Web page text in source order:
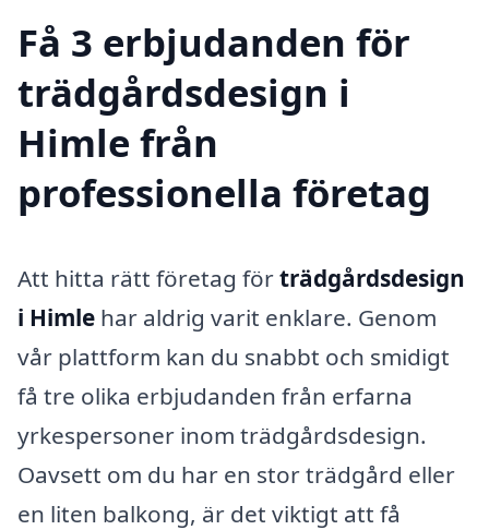
Få 3 erbjudanden för
trädgårdsdesign i
Himle från
professionella företag
Att hitta rätt företag förträdgårdsdesign
i Himle har aldrig varit enklare. Genom
vår plattform kan du snabbt och smidigt
få tre olika erbjudanden från erfarna
yrkespersoner inom trädgårdsdesign.
Oavsett om du har en stor trädgård eller
en liten balkong, är det viktigt att få